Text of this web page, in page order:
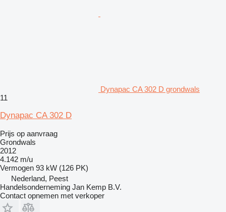
Dynapac CA 302 D grondwals
11
Dynapac CA 302 D
Prijs op aanvraag
Grondwals
2012
4.142 m/u
Vermogen 93 kW (126 PK)
Nederland, Peest
Handelsonderneming Jan Kemp B.V.
Contact opnemen met verkoper